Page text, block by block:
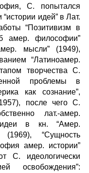
С. попытался
идей” в Лат.
“Позитивизм в
амер. философии”
мысли” (1949),
“Латиноамер.
творчества С.
проблемы в
как сознание”,
после чего С.
лат.-амер.
в кн. “Амер.
“Сущность
амер. истории”
С. идеологически
освобождения”: